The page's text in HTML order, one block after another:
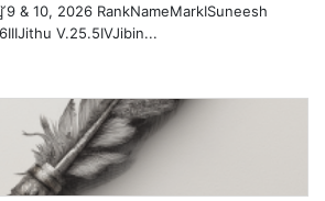
10, 2026 RankNameMarkISuneesh
V.25.5IVJibin...